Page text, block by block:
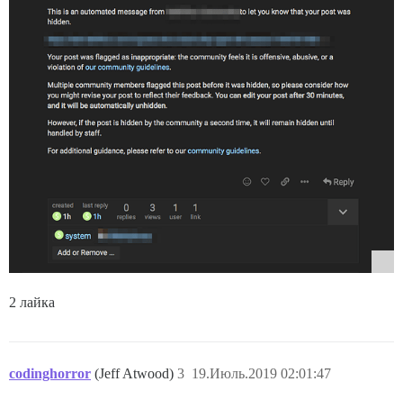
2 лайка
codinghorror (Jeff Atwood) 19.Июль.2019 02:01:47
3